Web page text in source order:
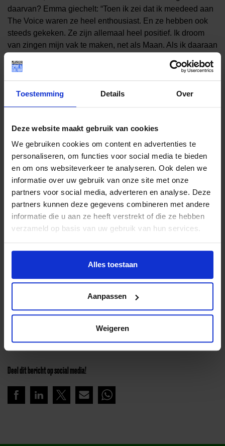
Toestemming Details Over
Deze website maakt gebruik van cookies
We gebruiken cookies om content en advertenties te
personaliseren, om functies voor social media te bieden
en om ons websiteverkeer te analyseren. Ook delen we
informatie over uw gebruik van onze site met onze
partners voor social media, adverteren en analyse. Deze
partners kunnen deze gegevens combineren met andere
informatie die u aan ze heeft verstrekt of die ze hebben
verzameld op basis van uw gebruik van hun services.
Alles toestaan
Aanpassen
Weigeren
daarvan? Emma giechelt: “Toen ik zei dat ik meedeed aan
The Voice waren ze heel enthousiast. En ze hebben ook
steeds gekeken. Ze zijn allemaal heel positief. Ik droom
van zingen mijn vak te maken, net als Maan. Als ik daaraan
Een professionele carrière krijg je niet cadeau, daar moet
discipline en zich te focussen. “Ik oefen elke dag en heb
je achteruit”.
Voor shows moet je goed in conditie zijn. Als ik denk aan
die mensen die komen kijken, krijg ik kriebels in mijn buik.
Ik wil die mensen niet teleurstellen. Ik krijg de kans mijn
dromen waar te maken en kan me in mijn passie uitleven.
Ik wil graag dat andere kinderen dat ook kunnen!”
Lees meer verhalen
Lees meer verhalen van Jeugdfonds Sport &
Cultuur Limburg
Deel dit bericht op social media!